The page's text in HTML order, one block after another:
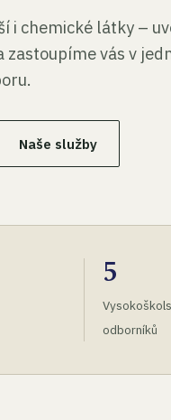
i chemické látky –
vás v
Naše služby
5
odborníků